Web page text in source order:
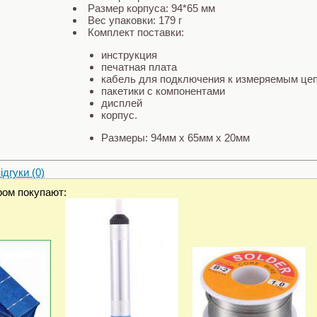
Размер корпуса: 94*65 мм
Вес упаковки: 179 г
Комплект поставки:
инструкция
печатная плата
кабель для подключения к измеряемым
пакетики с компонентами
дисплей
корпус.
Размеры: 94мм x 65мм x 20мм
(0)
покупают: